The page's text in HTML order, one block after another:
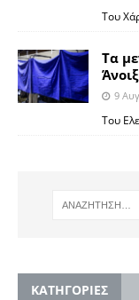
Του
Τα
9
Του
KΑΤΗΓΟΡΙΕΣ